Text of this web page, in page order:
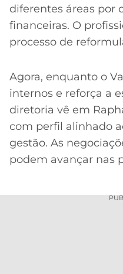
diferentes áreas por
financeiras. O
processo de
Agora, enquanto o
internos e reforça a
diretoria vê em
com perfil alinhado
gestão. As
podem avançar nas